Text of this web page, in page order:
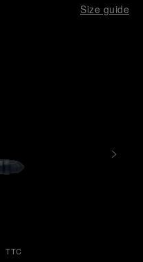
Size guide
TTC